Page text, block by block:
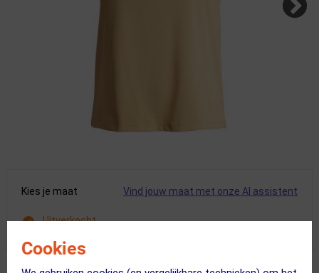
Cookies
Kies je maat Vind jouw maat met onze AI assistent
Uitverkocht